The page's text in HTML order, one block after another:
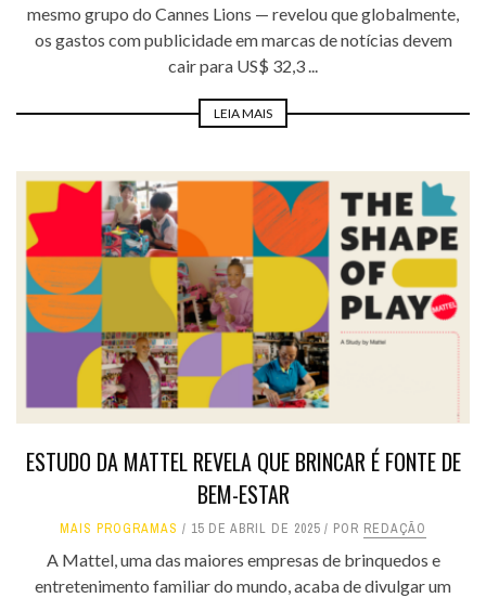
mesmo grupo do Cannes Lions — revelou que globalmente,
os gastos com publicidade em marcas de notícias devem
cair para US$ 32,3 ...
LEIA MAIS
ESTUDO DA MATTEL REVELA QUE BRINCAR É FONTE DE
BEM-ESTAR
MAIS PROGRAMAS 15 DE ABRIL DE 2025 POR REDAÇÃO
A Mattel, uma das maiores empresas de brinquedos e
entretenimento familiar do mundo, acaba de divulgar um